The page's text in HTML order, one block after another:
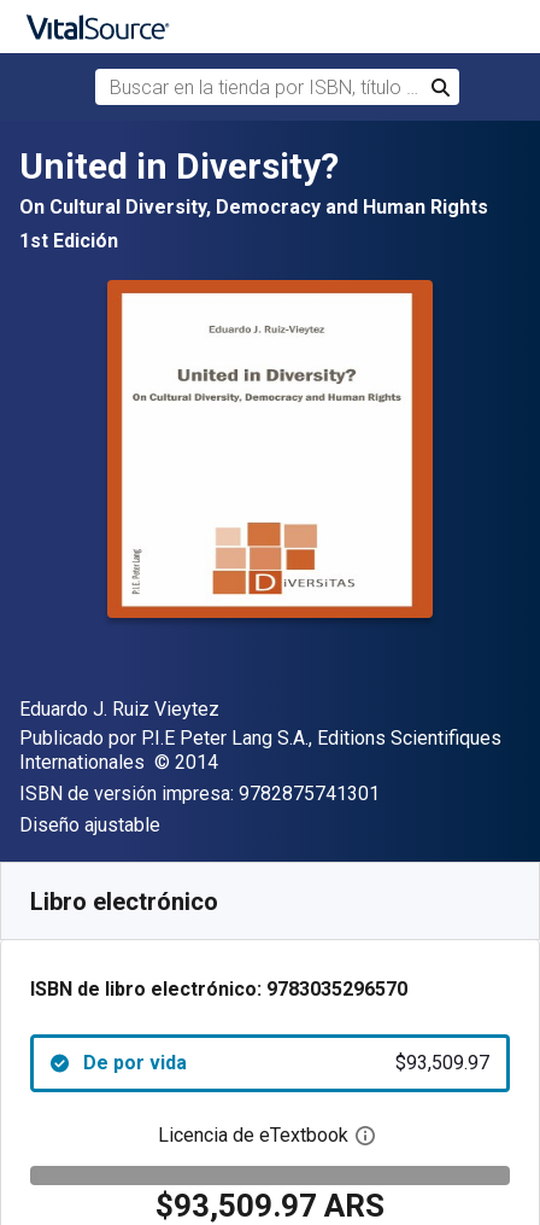
Saltar al contenido principal
Buscar en la tienda por ISBN, título o autor
Buscar
United in Diversity?
On Cultural Diversity, Democracy and Human Rights
1st Edición
Autor(es)
Eduardo J. Ruiz Vieytez
Editor
Publicado por P.I.E Peter Lang S.A., Editions Scientifiques
Internationales Copyright
© 2014
ISBN de versión impresa: 9782875741301
Formato
Diseño ajustable
Libro electrónico
ISBN de libro electrónico: 9783035296570
De por vida $93,509.97
Licencia de eTextbook Abre el cuadro de
$93,509.97 ARS